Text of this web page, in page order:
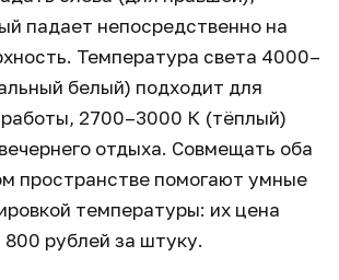
падает непосредственно на
Температура света 4000–
белый) подходит для
2700–3000 К (тёплый)
отдыха. Совмещать оба
пространстве помогают умные
температуры: их цена
800 рублей за штуку.